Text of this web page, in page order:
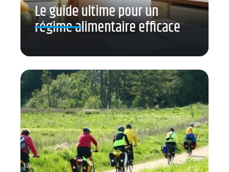
Le guide ultime pour un
régime alimentaire efficace